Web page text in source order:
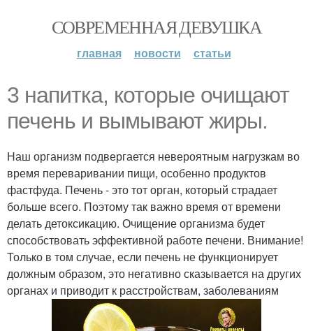
СОВРЕМЕННАЯ ДЕВУШКА
главная новости статьи
3 напитка, которые очищают
печень и вымывают жиры.
Наш организм подвергается невероятным нагрузкам во
время переваривании пищи, особенно продуктов
фастфуда. Печень - это тот орган, который страдает
больше всего. Поэтому так важно время от времени
делать детоксикацию. Очищение организма будет
способствовать эффективной работе печени. Внимание!
Только в том случае, если печень не функционирует
должным образом, это негативно сказывается на других
органах и приводит к расстройствам, заболеваниям